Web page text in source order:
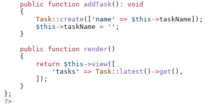
    public
function addTask() :
void
    {
        Task
:: create ([ 'name' => $this ->taskName ]);
        $this
->taskName = '' ;
    }
    public
function render()
    {
        return
$this ->view([
            'tasks'
=> Task :: latest () ->get (),
        ]);
    }
};
?>